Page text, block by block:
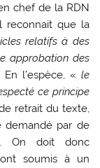
chef de la RDN
reconnait que la
relatifs à des
approbation des
l’espèce, « le
ce principe
retrait du texte,
demandé par de
On doit donc
soumis à un